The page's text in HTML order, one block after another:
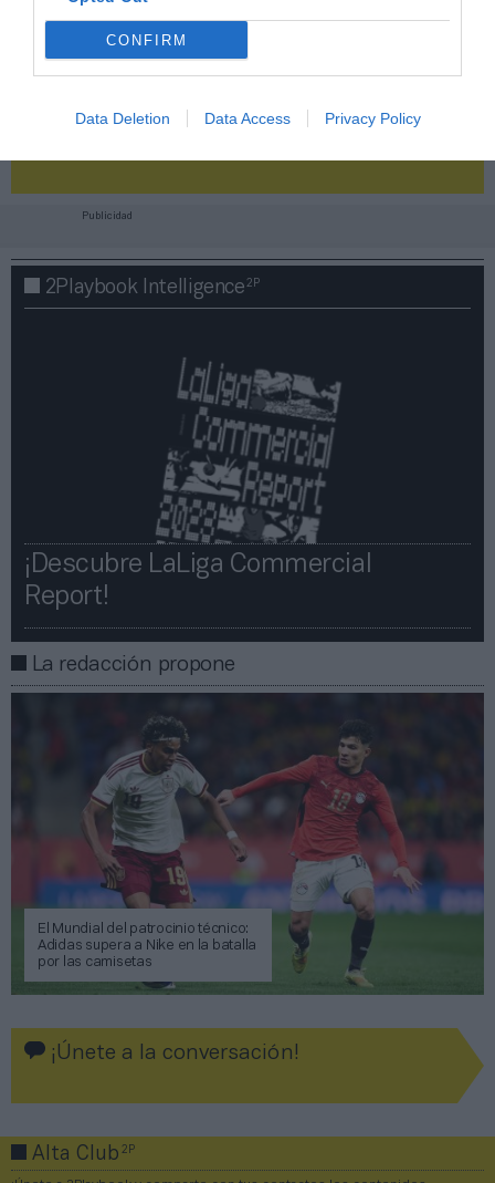
CONFIRM
Data Deletion Data Access Privacy Policy
¡Haz click aquí y accede sin límites a contenidos
Publicidad
2Playbook Intelligence2P
¡Descubre LaLiga Commercial
Report!​​
La redacción propone
El Mundial del patrocinio técnico:
Adidas supera a Nike en la batalla
por las camisetas
¡Únete a la conversación!
Alta Club2P